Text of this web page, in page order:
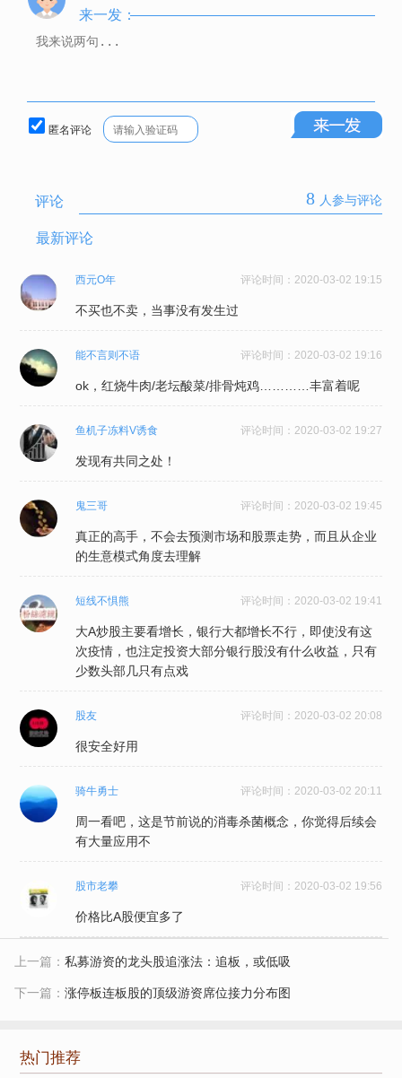
来一发：
匿名评论
评论 8 人参与评论
最新评论
评论时间： 2020-03-02 19:15
西元O年
不买也不卖，当事没有发生过
评论时间： 2020-03-02 19:16
能不言则不语
ok，红烧牛肉/老坛酸菜/排骨炖鸡…………丰富着呢
评论时间： 2020-03-02 19:27
鱼机子冻料V诱食
发现有共同之处！
评论时间： 2020-03-02 19:45
鬼三哥
真正的高手，不会去预测市场和股票走势，而且从企业
的生意模式角度去理解
评论时间： 2020-03-02 19:41
短线不惧熊
大A炒股主要看增长，银行大都增长不行，即使没有这
次疫情，也注定投资大部分银行股没有什么收益，只有
少数头部几只有点戏
评论时间： 2020-03-02 20:08
股友
很安全好用
评论时间： 2020-03-02 20:11
骑牛勇士
周一看吧，这是节前说的消毒杀菌概念，你觉得后续会
有大量应用不
评论时间： 2020-03-02 19:56
股市老攀
价格比A股便宜多了
上一篇： 私募游资的龙头股追涨法：追板，或低吸
下一篇： 涨停板连板股的顶级游资席位接力分布图
热门推荐